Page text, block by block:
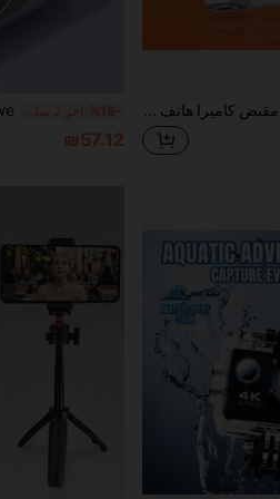
%15- آخر 2 ساعة أيام
₪57.12